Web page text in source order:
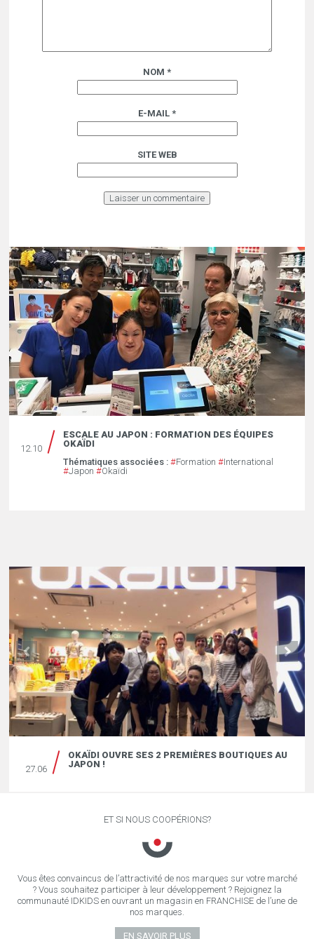
12.10
ESCALE AU JAPON : FORMATION DES ÉQUIPES
OKAÏDI
Thématiques associées : #Formation #International
#Japon #Okaïdi
27.06
OKAÏDI OUVRE SES 2 PREMIÈRES BOUTIQUES AU
JAPON !
NOM *
E-MAIL *
SITE WEB
ET SI NOUS COOPÉRIONS?
Vous êtes convaincus de l’attractivité de nos marques sur votre marché
? Vous souhaitez participer à leur développement ? Rejoignez la
communauté IDKIDS en ouvrant un magasin en FRANCHISE de l’une de
nos marques.
EN SAVOIR PLUS